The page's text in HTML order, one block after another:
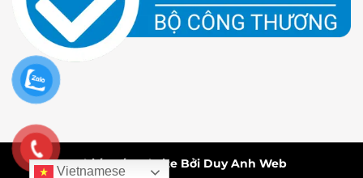
Vietnamese
Thiết Kế Website Bởi Duy Anh Web